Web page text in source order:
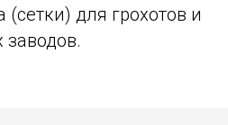
(сетки) для грохотов и